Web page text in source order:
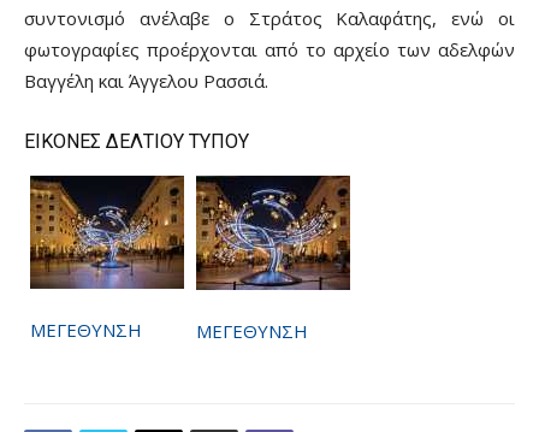
συντονισμό ανέλαβε ο Στράτος Καλαφάτης, ενώ οι
φωτογραφίες προέρχονται από το αρχείο των αδελφών
Βαγγέλη και Άγγελου Ρασσιά.
ΕΙΚΟΝΕΣ ΔΕΛΤΙΟΥ ΤΥΠΟΥ
ΜΕΓΕΘΥΝΣΗ ΜΕΓΕΘΥΝΣΗ